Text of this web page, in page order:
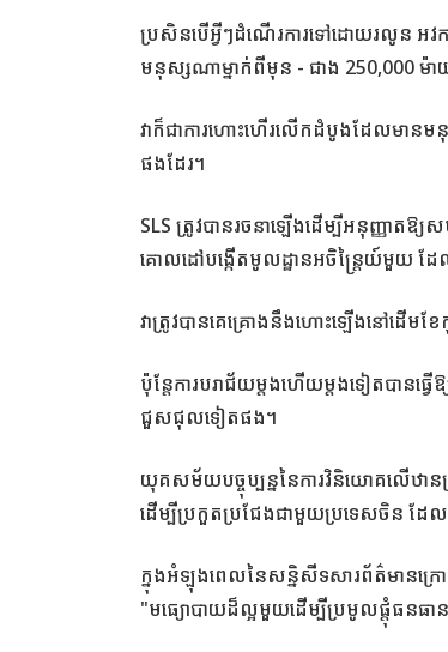
ប្រសិនបើអ្វីៗដំណើរការទៅដោយរលូន អវ
មនុស្សណាម្នាក់ពីមុន - ជាង 250,000 ម៉
វាក៏ជាការហោះហើរលើកដំបូងដែលមានម
ផងដែរ។
SLS ត្រូវបានរចនាឡើងដើម្បីអនុញ្ញាតឱ្
គោលដៅបង្កើតមូលដ្ឋានអចិន្ត្រៃយ៍មួយ ដែ
វាត្រូវបានគេគ្រោងនឹងហោះឡើងនៅដើមខ
ប៉ុន្តែការបរាជ័យម្តងហើយម្តងទៀតបានធ្
ជួសជុលទៀតផង។
យុគសម័យបច្ចុប្បន្ននៃការវិនិយោគលើឋាន
ដើម្បីប្រកួតប្រជែងជាមួយប្រទេសចិន ដែ
ក្នុងអំឡុងពេលនៃសន្និសីទសារព័ត៌មានក្រ
"មធ្យោបាយដ៏ល្អមួយដើម្បីប្រមូលផ្តុំធនធា